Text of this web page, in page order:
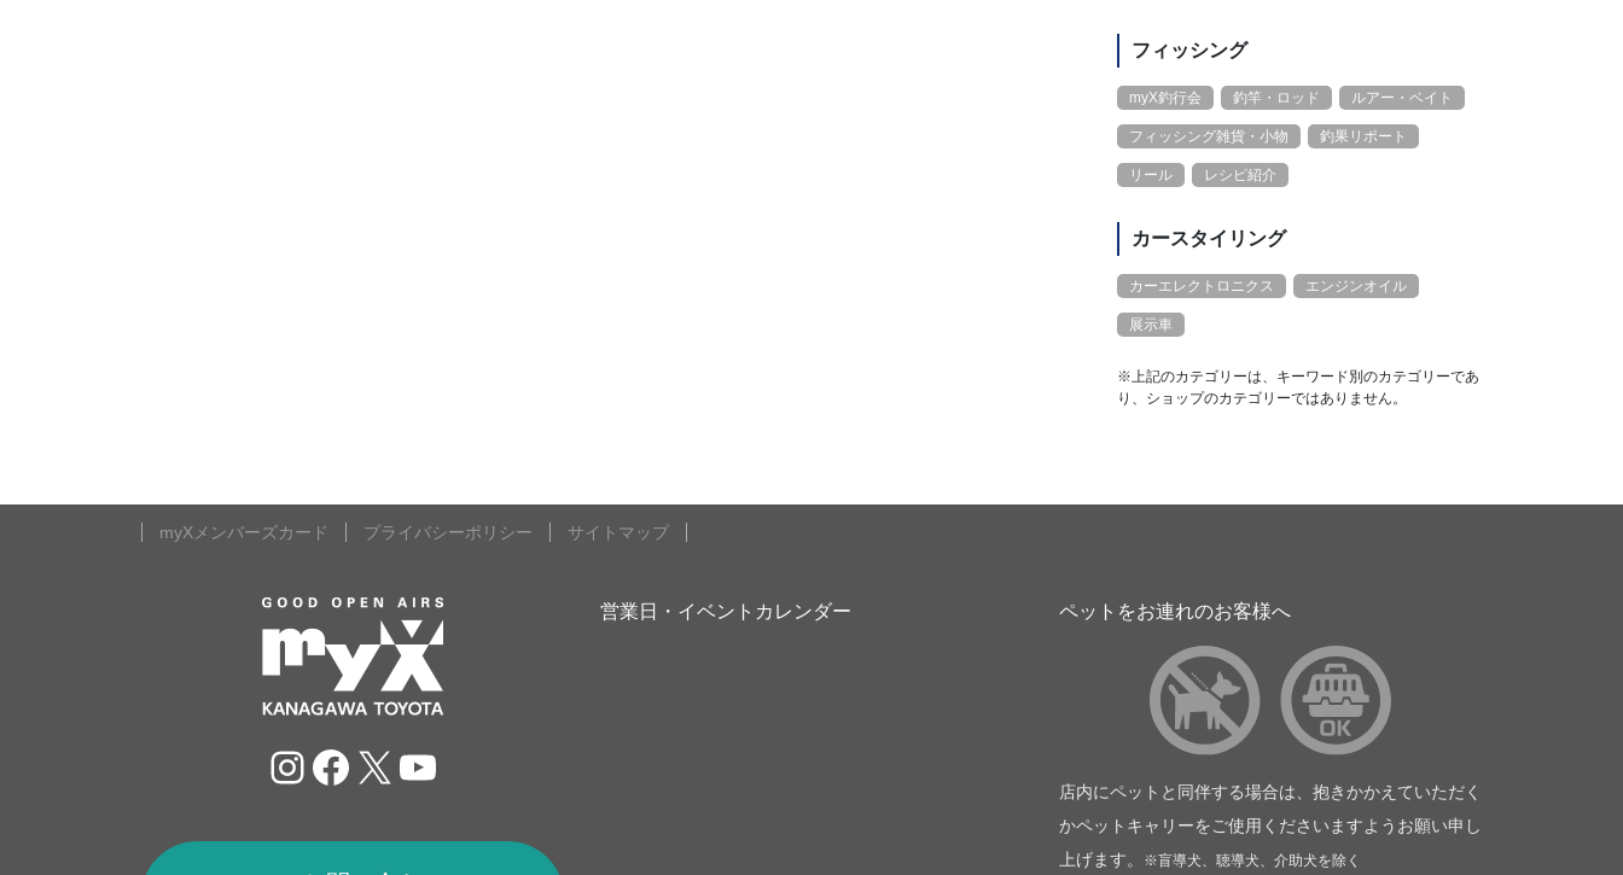
フィッシング
myX釣行会 釣竿・ロッド ルアー・ベイト
フィッシング雑貨・小物 釣果リポート
リール レシピ紹介
カースタイリング
カーエレクトロニクス エンジンオイル
展示車
※上記のカテゴリーは、キーワード別のカテゴリーであ
り、ショップのカテゴリーではありません。
myXメンバーズカード プライバシーポリシー サイトマップ
Instagram
Facebook
X YouTube
営業日・イベントカレンダー ペットをお連れのお客様へ
店内にペットと同伴する場合は、抱きかかえていただく
かペットキャリーをご使用くださいますようお願い申し
上げます。
※盲導犬、聴導犬、介助犬を除く